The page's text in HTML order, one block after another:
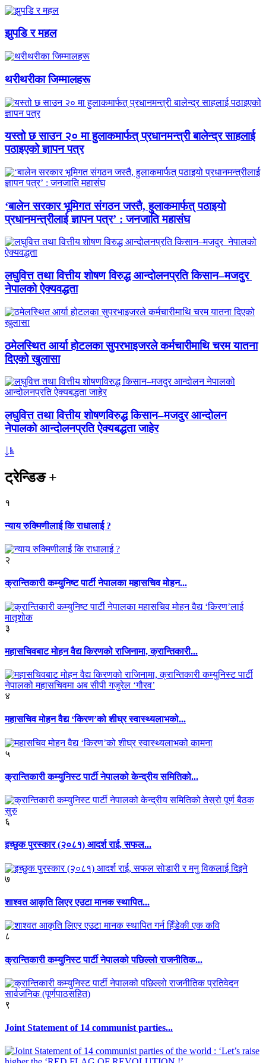
झुपडि र महल
थरीथरीका जिम्मालहरू
यस्तो छ साउन २० मा हुलाकमार्फत् प्रधानमन्त्री बालेन्द्र साहलाई
पठाइएको ज्ञापन पत्र
‘बालेन सरकार भूमिगत संगठन जस्तै, हुलाकमार्फत् पठाइयो
प्रधानमन्त्रीलाई ज्ञापन पत्र’ : जनजाति महासंघ
लघुवित्त तथा वित्तीय शोषण विरुद्ध आन्दोलनप्रति किसान–मजदुर
नेपालको ऐक्यवद्धता
ठमेलस्थित आर्या होटलका सुपरभाइजरले कर्मचारीमाथि चरम यातना
दिएको खुलासा
लघुवित्त तथा वित्तीय शोषणविरुद्ध किसान–मजदुर आन्दोलन
नेपालको आन्दोलनप्रति ऐक्यबद्धता जाहेर
ट्रेन्डिङ+
१
न्याय रुक्मिणीलाई कि राधालाई ?
२
क्रान्तिकारी कम्युनिष्ट पार्टी नेपालका महासचिव मोहन...
३
महासचिवबाट मोहन वैद्य किरणको राजिनामा, क्रान्तिकारी...
४
महासचिव मोहन वैद्य ‘किरण’को शीघ्र स्वास्थ्यलाभको...
५
क्रान्तिकारी कम्युनिस्ट पार्टी नेपालको केन्द्रीय समितिको...
६
इच्छुक पुरस्कार (२०८१) आदर्श राई, सफल...
७
शाश्वत आकृति लिएर एउटा मानक स्थापित...
८
क्रान्तिकारी कम्युनिस्ट पार्टी नेपालको पछिल्लो राजनीतिक...
९
Joint Statement of 14 communist parties...